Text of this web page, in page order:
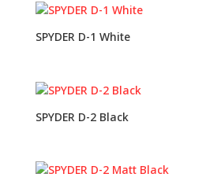
SPYDER D-1 White
SPYDER D-2 Black